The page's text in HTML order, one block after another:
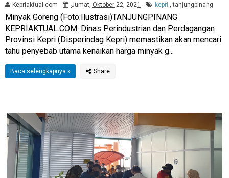
Kepriaktual.com Jumat, Oktober 22, 2021 kepri tanjungpinang
Minyak Goreng (Foto:Ilustrasi)TANJUNGPINANG
KEPRIAKTUAL.COM: Dinas Perindustrian dan Perdagangan
Provinsi Kepri (Disperindag Kepri) memastikan akan mencari
tahu penyebab utama kenaikan harga minyak g...
Baca selengkapnya »